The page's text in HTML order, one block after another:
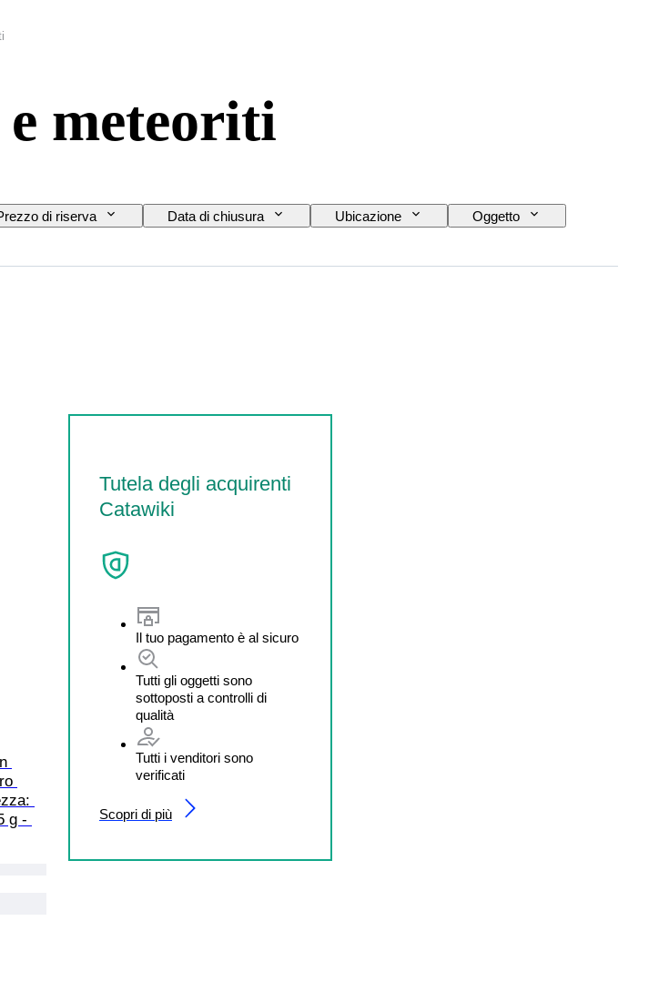
meteoriti
di riserva Data di chiusura Ubicazione
Oggetto
g -
Tutela degli acquirenti
Catawiki
Il tuo pagamento è al sicuro
Tutti gli oggetti sono
sottoposti a controlli di
qualità
Tutti i venditori sono
verificati
Scopri di più